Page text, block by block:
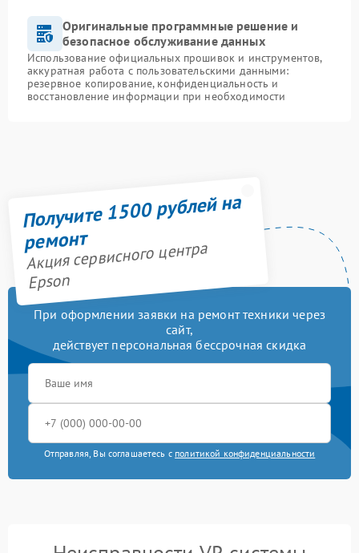
Оригинальные программные решение и
безопасное обслуживание данных
Использование официальных прошивок и инструментов,
аккуратная работа с пользовательскими данными:
резервное копирование, конфиденциальность и
восстановление информации при необходимости
Получите 1500 рублей на
ремонт
Акция сервисного центра
Epson
При оформлении заявки на ремонт техники через
сайт,
действует персональная бессрочная скидка
Отправляя, Вы соглашаетесь с политикой конфиденциальности